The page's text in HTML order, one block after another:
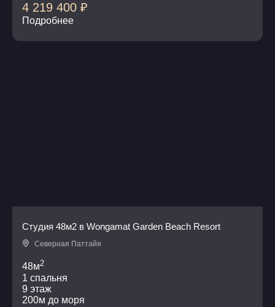
4 219 400 ₽
Подробнее
Студия 48м2 в Wongamat Garden Beach Resort
Северная Паттайя
48м2
1 спальня
9 этаж
200м до моря